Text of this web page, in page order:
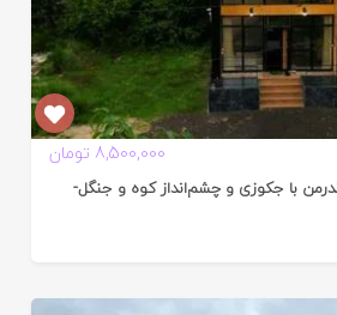
8,500,000 تومان
با جکوزی و چشم‌انداز کوه و جنگل-